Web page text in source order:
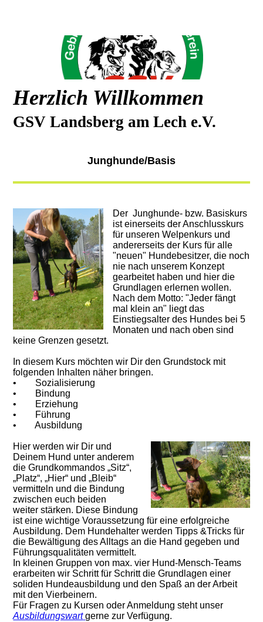
Herzlich Willkommen
GSV Landsberg am Lech e.V.
Junghunde/Basis
Der Junghunde- bzw. Basiskurs
ist einerseits der Anschlusskurs
für unseren Welpenkurs und
andererseits der Kurs für alle
"neuen" Hundebesitzer, die noch
nie nach unserem Konzept
gearbeitet haben und hier die
Grundlagen erlernen wollen.
Nach dem Motto: "Jeder fängt
mal klein an" liegt das
Einstiegsalter des Hundes bei 5
Monaten und nach oben sind
keine Grenzen gesetzt.
In diesem Kurs möchten wir Dir den Grundstock mit
folgenden Inhalten näher bringen.
• Sozialisierung
• Bindung
• Erziehung
• Führung
• Ausbildung
Hier werden wir Dir und
Deinem Hund unter anderem
die Grundkommandos „Sitz“,
„Platz“, „Hier“ und „Bleib“
vermitteln und die Bindung
zwischen euch beiden
weiter stärken. Diese Bindung
ist eine wichtige Voraussetzung für eine erfolgreiche
Ausbildung. Dem Hundehalter werden Tipps &Tricks für
die Bewältigung des Alltags an die Hand gegeben und
Führungsqualitäten vermittelt.
In kleinen Gruppen von max. vier Hund-Mensch-Teams
erarbeiten wir Schritt für Schritt die Grundlagen einer
soliden Hundeausbildung und den Spaß an der Arbeit
mit den Vierbeinern.
Für Fragen zu Kursen oder Anmeldung steht unser
Ausbildungswart gerne zur Verfügung.